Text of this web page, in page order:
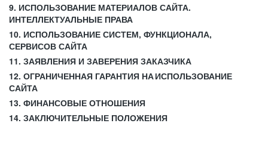
9. ИСПОЛЬЗОВАНИЕ МАТЕРИАЛОВ САЙТА.
ИНТЕЛЛЕКТУАЛЬНЫЕ ПРАВА
10. ИСПОЛЬЗОВАНИЕ СИСТЕМ, ФУНКЦИОНАЛА,
СЕРВИСОВ САЙТА
11. ЗАЯВЛЕНИЯ И ЗАВЕРЕНИЯ ЗАКАЗЧИКА
12. ОГРАНИЧЕННАЯ ГАРАНТИЯ НА ИСПОЛЬЗОВАНИЕ
САЙТА
13. ФИНАНСОВЫЕ ОТНОШЕНИЯ
14. ЗАКЛЮЧИТЕЛЬНЫЕ ПОЛОЖЕНИЯ